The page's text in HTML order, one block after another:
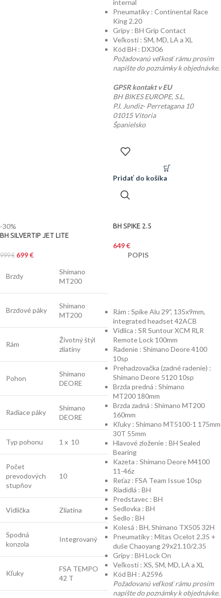
internal
Pneumatiky : Continental Race
King 2.20
Gripy : BH Grip Contact
Veľkosti : SM, MD, LA a XL
Kód BH : DX306
Požadovanú veľkosť rámu prosím
napíšte do poznámky k objednávke.
GPSR kontakt v EU
BH BIKES EUROPE, S.L.
P.I. Jundiz- Perretagana 10
01015 Vitoria
Španielsko
Pridať do košíka
-30%
BH SILVERTIP JET LITE
999€ 699€
Brzdy
Shimano
MT200
Brzdové páky
Shimano
MT200
Rám
Životný štýl
zliatiny
Pohon
Shimano
DEORE
Radiace páky
Shimano
DEORE
Typ pohonu 1 x 10
Počet
prevodových
stupňov
10
Vidlička Zliatina
Spodná
konzola
Integrovaný
Kľuky
FSA TEMPO
42 T
BH SPIKE 2.5
649€
POPIS
Rám : Spike Alu 29", 135x9mm,
integrated headset 42ACB
Vidlica : SR Suntour XCM RLR
Remote Lock 100mm
Radenie : Shimano Deore 4100
10sp
Prehadzovačka (zadné radenie) :
Shimano Deore 5120 10sp
Brzda predná : Shimano
MT200 180mm
Brzda zadná : Shimano MT200
160mm
Kľuky : Shimano MT5100-1 175mm
30T 55mm
Hlavové zloženie : BH Sealed
Bearing
Kazeta : Shimano Deore M4100
11-46z
Reťaz : FSA Team Issue 10sp
Riadidlá : BH
Predstavec : BH
Sedlovka : BH
Sedlo : BH
Kolesá : BH, Shimano TX505 32H
Pneumatiky : Mitas Ocelot 2.35 +
duše Chaoyang 29x21.10/2.35
Gripy : BH Lock On
Veľkosti : XS, SM, MD, LA a XL
Kód BH : A2596
Požadovanú veľkosť rámu prosím
napíšte do poznámky k objednávke.